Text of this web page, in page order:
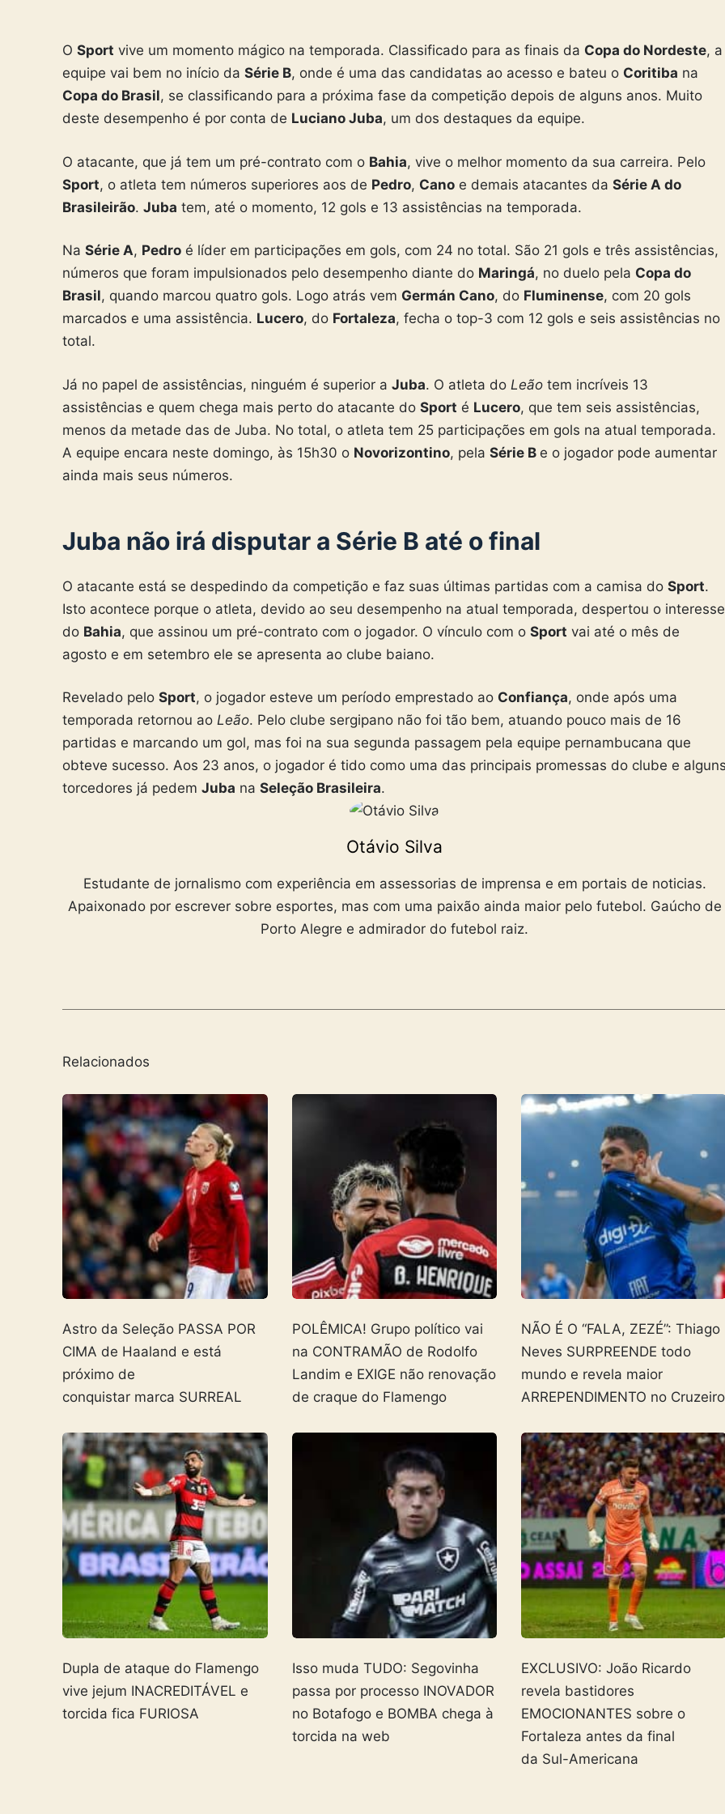
O Sport vive um momento mágico na temporada. Classificado para as finais da Copa do Nordeste, a
equipe vai bem no início da Série B, onde é uma das candidatas ao acesso e bateu o Coritiba na
Copa do Brasil, se classificando para a próxima fase da competição depois de alguns anos. Muito
deste desempenho é por conta de Luciano Juba, um dos destaques da equipe.
O atacante, que já tem um pré-contrato com o Bahia, vive o melhor momento da sua carreira. Pelo
Sport, o atleta tem números superiores aos de Pedro, Cano e demais atacantes da Série A do
Brasileirão. Juba tem, até o momento, 12 gols e 13 assistências na temporada.
Na Série A, Pedro é líder em participações em gols, com 24 no total. São 21 gols e três assistências,
números que foram impulsionados pelo desempenho diante do Maringá, no duelo pela Copa do
Brasil, quando marcou quatro gols. Logo atrás vem Germán Cano, do Fluminense, com 20 gols
marcados e uma assistência. Lucero, do Fortaleza, fecha o top-3 com 12 gols e seis assistências no
total.
Já no papel de assistências, ninguém é superior a Juba. O atleta do Leão tem incríveis 13
assistências e quem chega mais perto do atacante do Sport é Lucero, que tem seis assistências,
menos da metade das de Juba. No total, o atleta tem 25 participações em gols na atual temporada.
A equipe encara neste domingo, às 15h30 o Novorizontino, pela Série B e o jogador pode aumentar
ainda mais seus números.
Juba não irá disputar a Série B até o final
O atacante está se despedindo da competição e faz suas últimas partidas com a camisa do Sport.
Isto acontece porque o atleta, devido ao seu desempenho na atual temporada, despertou o interesse
do Bahia, que assinou um pré-contrato com o jogador. O vínculo com o Sport vai até o mês de
agosto e em setembro ele se apresenta ao clube baiano.
Revelado pelo Sport, o jogador esteve um período emprestado ao Confiança, onde após uma
temporada retornou ao Leão. Pelo clube sergipano não foi tão bem, atuando pouco mais de 16
partidas e marcando um gol, mas foi na sua segunda passagem pela equipe pernambucana que
obteve sucesso. Aos 23 anos, o jogador é tido como uma das principais promessas do clube e
torcedores já pedem Juba na Seleção Brasileira.
Otávio Silva
Estudante de jornalismo com experiência em assessorias de imprensa e em portais de noticias.
Apaixonado por escrever sobre esportes, mas com uma paixão ainda maior pelo futebol. Gaúcho de
Porto Alegre e admirador do futebol raiz.
Relacionados
Astro da Seleção PASSA POR
CIMA de Haaland e está
próximo de
conquistar marca SURREAL
POLÊMICA! Grupo político vai
na CONTRAMÃO de Rodolfo
Landim e EXIGE não renovação
de craque do Flamengo
NÃO É O “FALA, ZEZÉ”: Thiago
Neves SURPREENDE todo
mundo e revela maior
ARREPENDIMENTO no Cruzeiro
Dupla de ataque do Flamengo
vive jejum INACREDITÁVEL e
torcida fica FURIOSA
Isso muda TUDO: Segovinha
passa por processo INOVADOR
no Botafogo e BOMBA chega à
torcida na web
EXCLUSIVO: João Ricardo
revela bastidores
EMOCIONANTES sobre o
Fortaleza antes da final
da Sul-Americana